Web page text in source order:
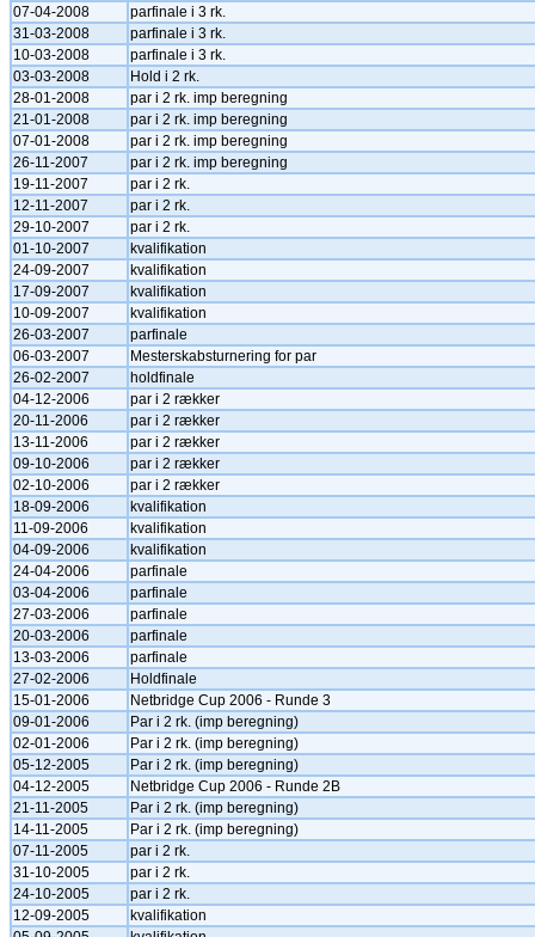
07-04-2008
parfinale i 3 rk.
31-03-2008
parfinale i 3 rk.
10-03-2008
parfinale i 3 rk.
03-03-2008
Hold i 2 rk.
28-01-2008
par i 2 rk. imp beregning
21-01-2008
par i 2 rk. imp beregning
07-01-2008
par i 2 rk. imp beregning
26-11-2007
par i 2 rk. imp beregning
19-11-2007
par i 2 rk.
12-11-2007
par i 2 rk.
29-10-2007
par i 2 rk.
01-10-2007
kvalifikation
24-09-2007
kvalifikation
17-09-2007
kvalifikation
10-09-2007
kvalifikation
26-03-2007
parfinale
06-03-2007
Mesterskabsturnering for par
26-02-2007
holdfinale
04-12-2006
par i 2 rækker
20-11-2006
par i 2 rækker
13-11-2006
par i 2 rækker
09-10-2006
par i 2 rækker
02-10-2006
par i 2 rækker
18-09-2006
kvalifikation
11-09-2006
kvalifikation
04-09-2006
kvalifikation
24-04-2006
parfinale
03-04-2006
parfinale
27-03-2006
parfinale
20-03-2006
parfinale
13-03-2006
parfinale
27-02-2006
Holdfinale
15-01-2006
Netbridge Cup 2006 - Runde 3
09-01-2006
Par i 2 rk. (imp beregning)
02-01-2006
Par i 2 rk. (imp beregning)
05-12-2005
Par i 2 rk. (imp beregning)
04-12-2005
Netbridge Cup 2006 - Runde 2B
21-11-2005
Par i 2 rk. (imp beregning)
14-11-2005
Par i 2 rk. (imp beregning)
07-11-2005
par i 2 rk.
31-10-2005
par i 2 rk.
24-10-2005
par i 2 rk.
12-09-2005
kvalifikation